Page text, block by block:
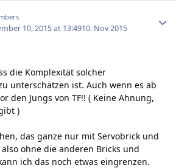
10, 2015 at 13:4910. Nov 2015
die Komplexität solcher
unterschätzen ist. Auch wenn es ab
den Jungs von TF!! ( Keine Ahnung,
)
das ganze nur mit Servobrick und
also ohne die anderen Bricks und
ich das noch etwas eingrenzen.